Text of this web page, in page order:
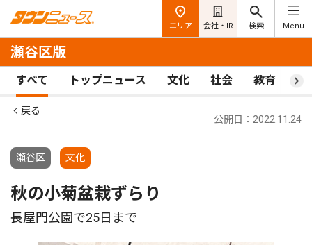
エリア 会社・IR 検索 Menu
瀬谷区版
すべて トップニュース 文化 社会 教育 ス
戻る
瀬谷区 文化
公開日：2022.11.24
秋の小菊盆栽ずらり
長屋門公園で25日まで